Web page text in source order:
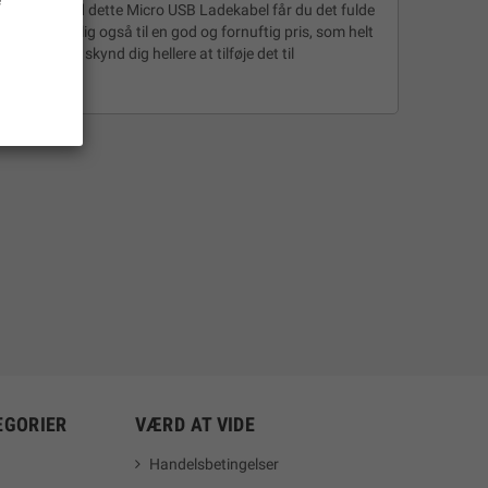
Med dette Micro USB Ladekabel får du det fulde
selvfølgelig også til en god og fornuftig pris, som helt
så skynd dig hellere at tilføje det til
VÆRD AT VIDE
Handelsbetingelser